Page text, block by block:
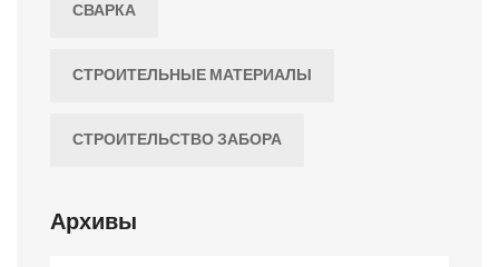
СВАРКА
СТРОИТЕЛЬНЫЕ МАТЕРИАЛЫ
СТРОИТЕЛЬСТВО ЗАБОРА
Архивы